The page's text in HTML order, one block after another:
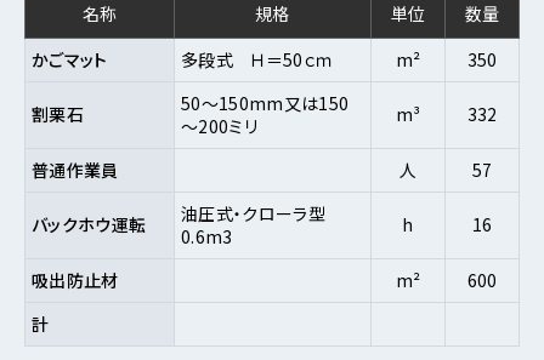
名称 規格 単位
数量
かごマット
多段式 Ｈ＝50ｃｍ m² 350
割栗石
50～150mm又は150
～200ミリ
m³ 332
普通作業員 人 57
バックホウ運転
油圧式・クローラ型
0.6m3
h 16
吸出防止材 m²
600
計